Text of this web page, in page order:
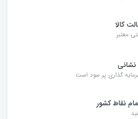
کالا
معتبر
گذاری پر سود است
نقاط کشور